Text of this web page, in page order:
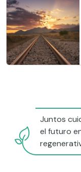
Juntos
el futuro